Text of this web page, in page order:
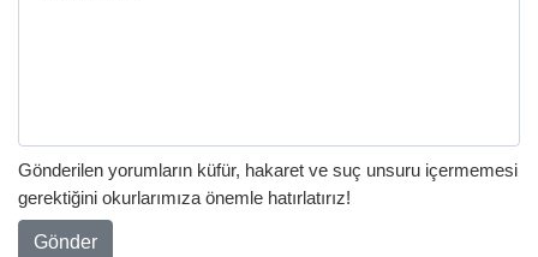
Gönderilen yorumların küfür, hakaret ve suç unsuru içermemesi
gerektiğini okurlarımıza önemle hatırlatırız!
Gönder